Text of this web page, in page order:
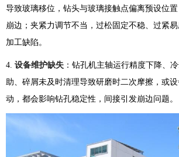
导致玻璃移位，钻头与玻璃接触点偏离预设位
崩边；夹紧力调节不当，过松固定不稳、过紧
加工缺陷。
4. 设备维护缺失 ：钻孔机主轴运行精度下降、
助、碎屑未及时清理导致研磨时二次摩擦，或
动，都会影响钻孔稳定性，间接引发崩边问题。